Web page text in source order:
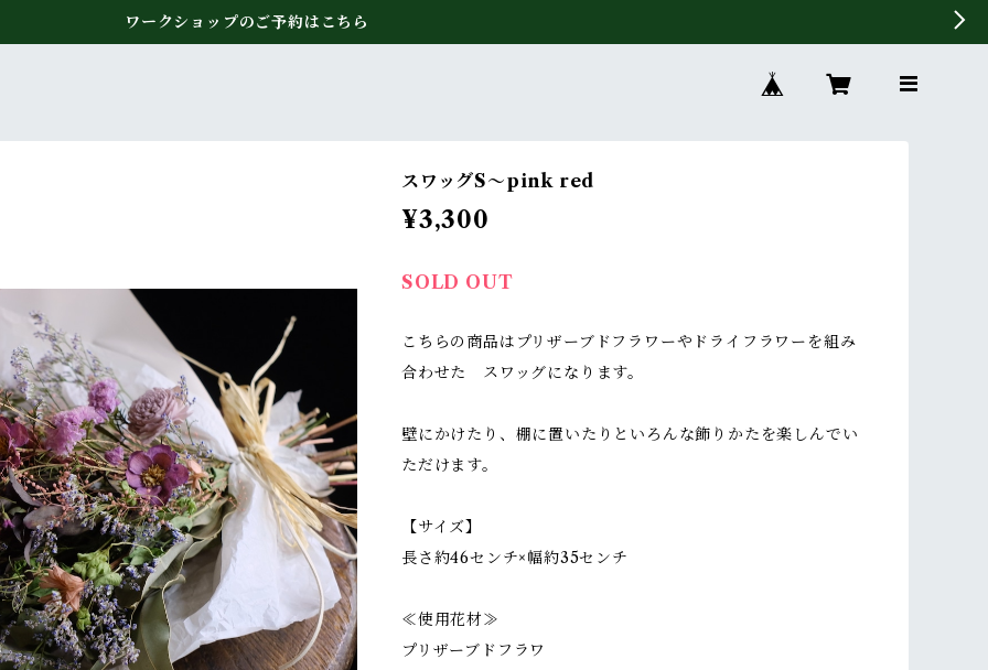
ワークショップのご予約はこちら
スワッグS〜pink red
¥3,300
SOLD OUT
こちらの商品はプリザーブドフラワーやドライフラワーを組み
合わせた スワッグになります。
壁にかけたり、棚に置いたりといろんな飾りかたを楽しんでい
ただけます。
【サイズ】
長さ約46センチ×幅約35センチ
≪使用花材≫
プリザーブドフラワ